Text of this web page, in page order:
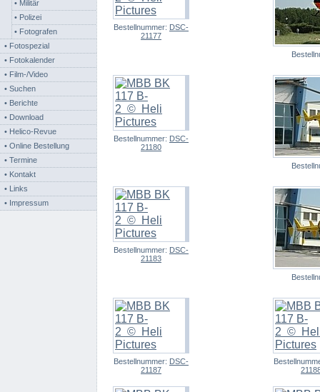
• Militär
• Polizei
• Fotografen
• Fotospezial
• Fotokalender
• Film-/Video
• Suchen
• Berichte
• Download
• Helico-Revue
• Online Bestellung
• Termine
• Kontakt
• Links
• Impressum
Bestellnummer: DSC-
21177
Bestellnummer: DSC-
21180
Bestellnummer: DSC-
21183
Bestellnummer: DSC-
21187